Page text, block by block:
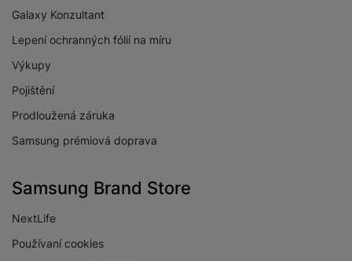
Galaxy Konzultant
Lepení ochranných fólií na míru
Výkupy
Pojištění
Prodloužená záruka
Samsung prémiová doprava
Samsung Brand Store
NextLife
Používaní cookies